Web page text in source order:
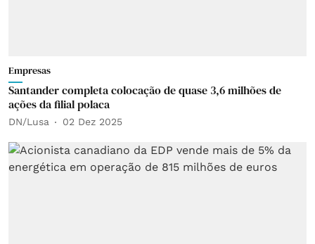
Empresas
Santander completa colocação de quase 3,6 milhões de
ações da filial polaca
DN/Lusa 02 Dez 2025